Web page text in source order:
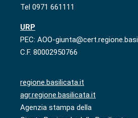
Tel 0971 661111
URP
PEC: AOO-
C.F. 80002950766
regione.basilicata.it
agr.regione.basilicata.it
Agenzia stampa della